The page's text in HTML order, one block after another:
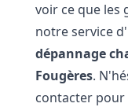
voir ce que les
notre service d'
dépannage
Fougères.
contacter